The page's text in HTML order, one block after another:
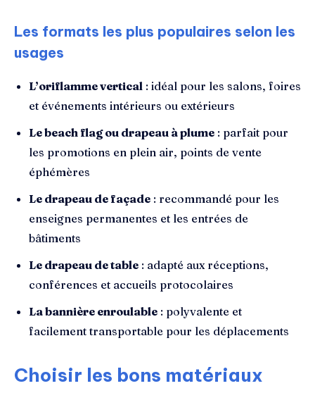
Les formats les plus populaires selon les
usages
L’oriflamme vertical : idéal pour les salons, foires
et événements intérieurs ou extérieurs
Le beach flag ou drapeau à plume : parfait pour
les promotions en plein air, points de vente
éphémères
Le drapeau de façade : recommandé pour les
enseignes permanentes et les entrées de
bâtiments
Le drapeau de table : adapté aux réceptions,
conférences et accueils protocolaires
La bannière enroulable : polyvalente et
facilement transportable pour les déplacements
Choisir les bons matériaux